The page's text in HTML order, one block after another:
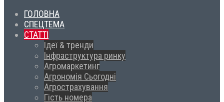
ГОЛОВНА
СПЕЦТЕМА
СТАТТІ
Ідеї & тренди
Інфраструктура ринку
Агромаркетинг
Агрономія Сьогодні
Агрострахування
Гість номера